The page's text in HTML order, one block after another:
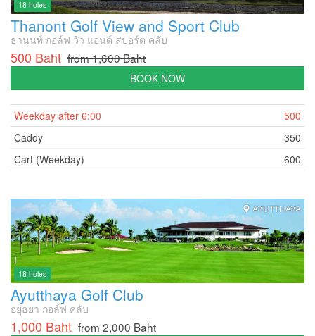
18 holes
Thanont Golf View and Sport Club
ธานนท์ กอล์ฟ วิว แอนด์ สปอร์ต คลับ
500 Baht from 1,600 Baht
BOOK NOW
Weekday after 6:00
500
Caddy
350
Cart (Weekday)
600
AYUTTHAYA
18 holes
Ayutthaya Golf Club
อยุธยา กอล์ฟ คลับ
1,000 Baht from 2,000 Baht